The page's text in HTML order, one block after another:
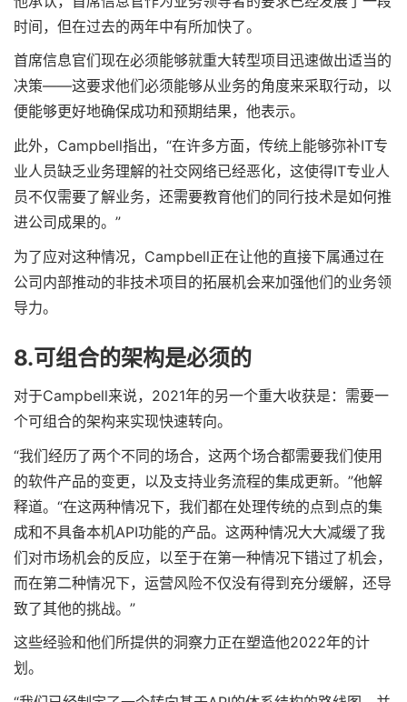
时间，但在过去的两年中有所加快了。
首席信息官们现在必须能够就重大转型项目迅速做出适当的
决策——这要求他们必须能够从业务的角度来采取行动，以
便能够更好地确保成功和预期结果，他表示。
此外，Campbell指出，“在许多方面，传统上能够弥补IT专
业人员缺乏业务理解的社交网络已经恶化，这使得IT专业人
员不仅需要了解业务，还需要教育他们的同行技术是如何推
进公司成果的。”
为了应对这种情况，Campbell正在让他的直接下属通过在
公司内部推动的非技术项目的拓展机会来加强他们的业务领
导力。
8.可组合的架构是必须的
对于Campbell来说，2021年的另一个重大收获是：需要一
个可组合的架构来实现快速转向。
“我们经历了两个不同的场合，这两个场合都需要我们使用
的软件产品的变更，以及支持业务流程的集成更新。”他解
释道。“在这两种情况下，我们都在处理传统的点到点的集
成和不具备本机API功能的产品。这两种情况大大减缓了我
们对市场机会的反应，以至于在第一种情况下错过了机会，
而在第二种情况下，运营风险不仅没有得到充分缓解，还导
致了其他的挑战。”
这些经验和他们所提供的洞察力正在塑造他2022年的计
划。